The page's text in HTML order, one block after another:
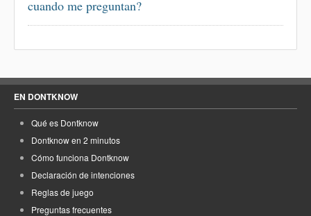
cuando me preguntan?
EN DONTKNOW
Qué es Dontknow
Dontknow en 2 minutos
Cómo funciona Dontknow
Declaración de intenciones
Reglas de juego
Preguntas frecuentes